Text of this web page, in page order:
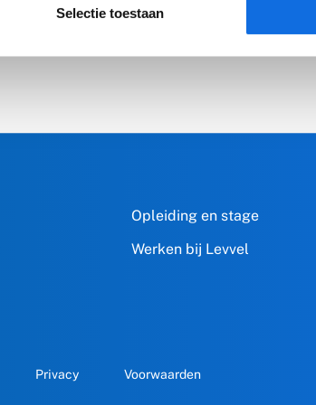
Selectie toestaan
Opleiding en stage
Werken bij Levvel
Privacy Voorwaarden